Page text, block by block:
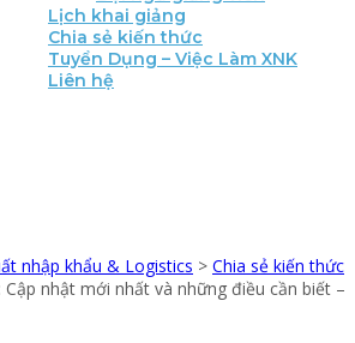
Lịch khai giảng
Chia sẻ kiến thức
Tuyển Dụng – Việc Làm XNK
Liên hệ
nhập khẩu & Logistics > Chia sẻ kiến thức
Cập nhật mới nhất và những điều cần biết –